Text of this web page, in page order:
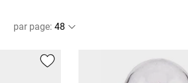
par page: